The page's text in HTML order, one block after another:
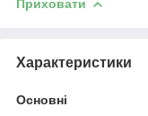
Приховати
Характеристики
Основні